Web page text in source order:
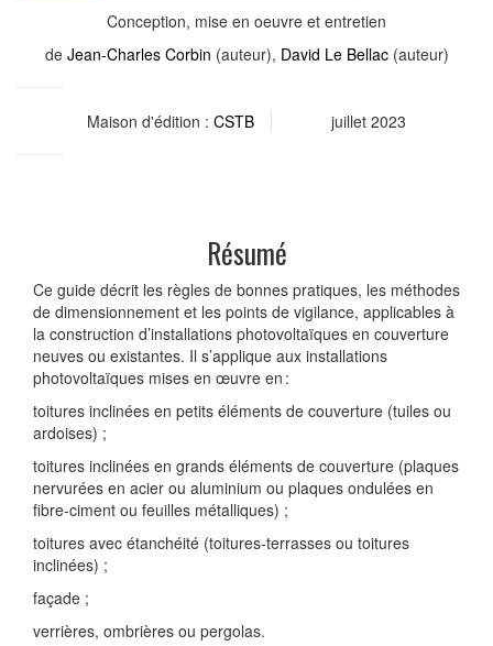
Conception, mise en oeuvre et entretien
de Jean-Charles Corbin (auteur), David Le Bellac(auteur)
Maison d'édition : CSTB juillet 2023
Résumé
Ce guide décrit les règles de bonnes pratiques, les méthodes
de dimensionnement et les points de vigilance, applicables à
la construction d’installations photovoltaïques en couverture
neuves ou existantes. Il s’applique aux installations
photovoltaïques mises en œuvre en :
toitures inclinées en petits éléments de couverture (tuiles ou
ardoises) ;
toitures inclinées en grands éléments de couverture (plaques
nervurées en acier ou aluminium ou plaques ondulées en
fibre-ciment ou feuilles métalliques) ;
toitures avec étanchéité (toitures-terrasses ou toitures
inclinées) ;
façade ;
verrières, ombrières ou pergolas.